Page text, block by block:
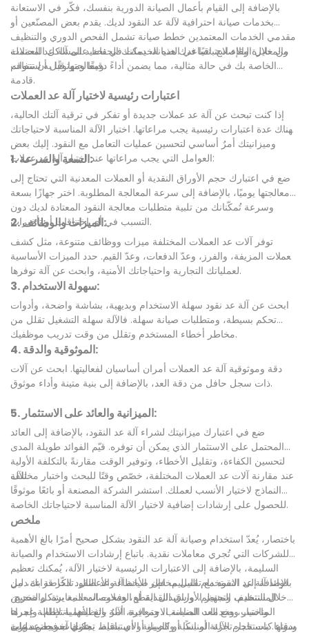
بالإضافة إلى القيام بأعمال الصيانة الدورية بنفسك، فكّر في الاستعانة
بخدمات صيانة احترافية لآلة عد النقود لديك. يقدم بعض المصنّعين أو
مقدمي الخدمات المعتمدين خطط صيانة تشمل الفحص الدوري والتنظيف
والمعايرة والإصلاح. تساعدك هذه الخدمات في تحديد المشاكل المحتملة
ومعالجتها قبل أن تتفاقم.
من خلال البقاء استباقيًا في الصيانة، يمكنك الحفاظ على آلة عد العملات
الخاصة بك في حالة مثالية، مما يضمن أداءً دقيقًا وموثوقًا به لسنوات
قادمة.
اعتبارات رئيسية لاختيار آلة عد العملات
إذا كنت تبحث عن آلة عد عملات جديدة أو تفكر في ترقية آلتك الحالية،
فهناك عدة اعتبارات رئيسية يجب مراعاتها. اختيار الآلة المناسبة لاحتياجاتك
وميزانيتك أمرٌ أساسي لتحسين عمليات التعامل مع النقود. إليك بعض
العوامل التي يجب مراعاتها عند اختيار آلة عد عملات:
1. السعة والسرعة:
ضع في اعتبارك حجم الأوراق النقدية أو العملات المعدنية التي تحتاج إلى
معالجتها يوميًا، بالإضافة إلى سرعة المعالجة المطلوبة. اختر جهازًا بسعة
وسرعة تُمكّنانك من تلبية متطلبات معالجة النقود المعتادة لديك دون
التسبب في أي اختناقات أو تأخيرات.
2. الميزات والوظائف:
توفر آلات عد العملات المختلفة ميزات ووظائف متنوعة، مثل كشف
العملات المزيفة، والفرز، وعدّ الدفعات، وعدّ القيم. حدد الميزات الأساسية
لعملياتك التجارية واحتياجاتك الأمنية، وابحث عن آلة توفرها.
3. سهولة الاستخدام:
ابحث عن آلة عد نقود سهلة الاستخدام وبديهية، بشاشة واضحة، وأدوات
تحكم بسيطة، ومتطلبات صيانة سهلة. فالآلة سهلة التشغيل تقلل من
مخاطر أخطاء المستخدم وتقلل من وقت تدريب موظفيك.
4. الموثوقية والدقة:
دقة وموثوقية آلة عد العملات أمران أساسيان لفعاليتها. ابحث عن آلات
ذات سجل حافل من دقة العد، بالإضافة إلى بنية متينة وأداء موثوق.
5. الميزانية والعائد على الاستثمار:
ضع في اعتبارك ميزانيتك لشراء آلة عد النقود، بالإضافة إلى العائد
المحتمل على الاستثمار الذي يمكن أن توفره. قيّم الفوائد طويلة المدى
لتحسين الكفاءة، وتقليل الأخطاء، وتوفير الوقت مقارنةً بالتكلفة الأولية
للآلة.
عند مقارنة آلات عد العملات المختلفة، خصّص وقتًا للبحث واختبار مختلف
النماذج لاختيار الأنسب لعملك. استشر الشركة المصنعة أو بائعًا موثوقًا
للحصول على إرشادات إضافية لاختيار الآلة المناسبة لاحتياجاتك الخاصة.
ملخص
باختصار، يُعدّ استخدام وصيانة آلة عد النقود بشكل صحيح أمرًا بالغ الأهمية
للشركات التي تُجري معاملات نقدية. باتباع إرشادات الاستخدام والصيانة
السليمة، بالإضافة إلى الاعتبارات الرئيسية لاختيار الآلة، يُمكنك تعظيم
فوائد آلة عد النقود مع تقليل مخاطر الأخطاء والأعطال. تذكّر قراءة دليل
المستخدم، وتجهيز الأوراق النقدية أو العملات المعدنية بشكل صحيح،
واختيار وضع العد المناسب، ومعايرة الآلة وتنظيفها بانتظام، وإجراء
عمليات فحص دورية.
بالإضافة إلى الاستخدام السليم، فإن صيانة آلة عد النقود الخاصة بك، من
خلال التنظيف المنتظم، واستبدال القطع، وفحوصات المعايرة، والتخزين
المناسب، وخدمات الصيانة الاحترافية، أمرٌ بالغ الأهمية لإطالة عمرها
ودقتها. باستخدام الآلة المناسبة والصيانة الاستباقية، يمكنك تبسيط عمليات
سواء كنت تاجر تجزئة أو بنكًا أو كازينو أو أي نشاط تجاري آخر يعتمد على